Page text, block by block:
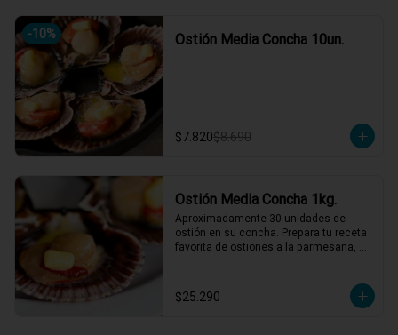
-10% Ostión Media Concha 10un.
$7.820$8.690
Ostión Media Concha 1kg.
Aproximadamente 30 unidades de
ostión en su concha. Prepara tu receta
favorita de ostiones a la parmesana,
$25.290